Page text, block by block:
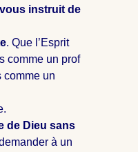
instruit de
. Que l’Esprit
comme un prof
comme un
de Dieu sans
à un